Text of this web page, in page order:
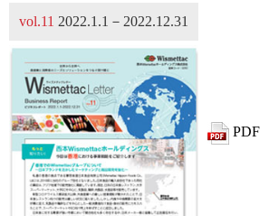
vol.11 2022.1.1－2022.12.31
PDF